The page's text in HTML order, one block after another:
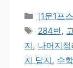
카
테
리
[1문1포
태
그
284번,
지 , 나머지정
지 답지 , 수